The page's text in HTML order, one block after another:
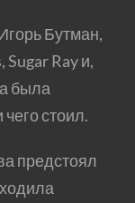
Бутман,
Ray и,
была
стоил.
предстоял